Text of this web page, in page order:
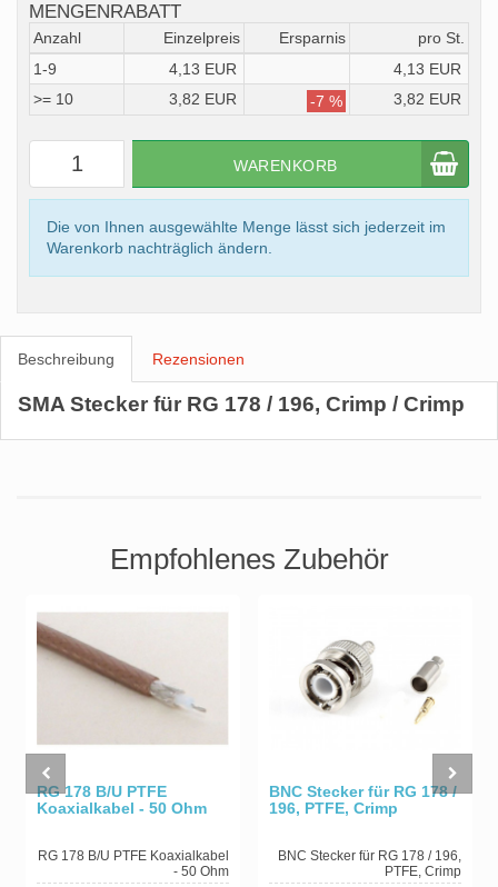
MENGENRABATT
Anzahl Einzelpreis Ersparnis
pro St.
1-9
4,13 EUR
4,13 EUR
>= 10
3,82 EUR -7 % 3,82 EUR
WARENKORB
Die von Ihnen ausgewählte Menge lässt sich jederzeit im
Warenkorb nachträglich ändern.
Beschreibung Rezensionen
SMA Stecker für RG 178 / 196, Crimp / Crimp
Empfohlenes Zubehör
RG 178 B/U PTFE
Koaxialkabel - 50 Ohm
RG 178 B/U PTFE Koaxialkabel
- 50 Ohm
BNC Stecker für RG 178 /
196, PTFE, Crimp
BNC Stecker für RG 178 / 196,
PTFE, Crimp